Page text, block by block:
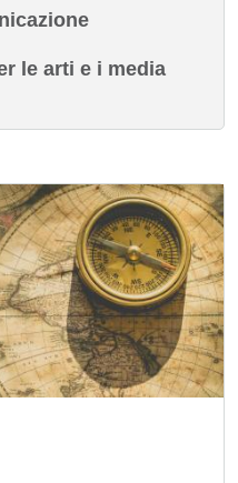
le arti e i media